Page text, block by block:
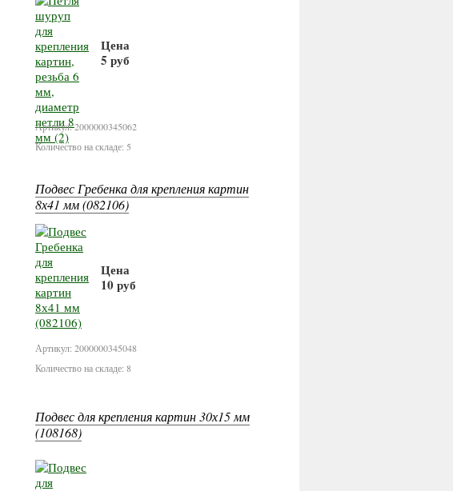
Цена
5 руб
Артикул: 2000000345062
Количество на складе: 5
Подвес Гребенка для крепления картин
8х41 мм (082106)
Цена
10 руб
Артикул: 2000000345048
Количество на складе: 8
Подвес для крепления картин 30х15 мм
(108168)